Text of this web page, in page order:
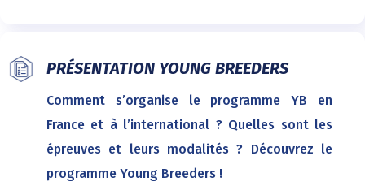
PRÉSENTATION YOUNG BREEDERS
Comment s’organise le programme YB en
France et à l’international ? Quelles sont les
épreuves et leurs modalités ? Découvrez le
programme Young Breeders !